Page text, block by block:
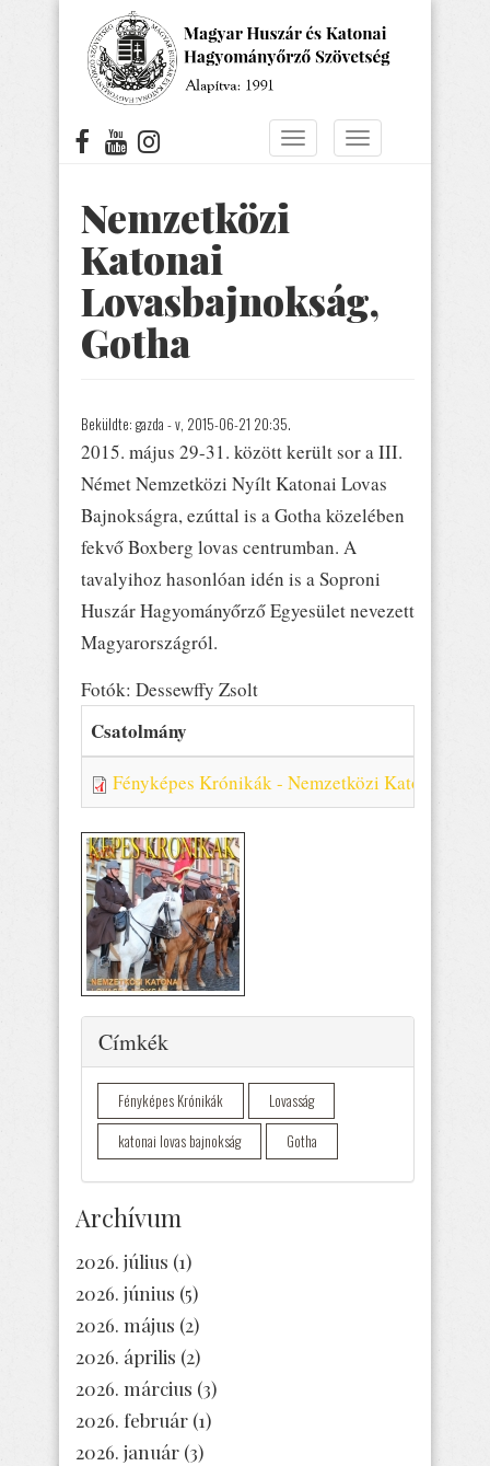
Navigáció
Navigáció
Nemzetközi
Katonai
Lovasbajnokság,
Gotha
Beküldte: gazda - v, 2015-06-21 20:35.
2015. május 29-31. között került sor a III.
Német Nemzetközi Nyílt Katonai Lovas
Bajnokságra, ezúttal is a Gotha közelében
fekvő Boxberg lovas centrumban. A
tavalyihoz hasonlóan idén is a Soproni
Huszár Hagyományőrző Egyesület nevezett
Magyarországról.
Fotók: Dessewffy Zsolt
Csatolmány
Fényképes Krónikák - Nemzetközi Katonai
Elrejtés
Címkék
Fényképes Krónikák
Lovasság
katonai lovas bajnokság
Gotha
Archívum
2026. július (1)
2026. június (5)
2026. május (2)
2026. április (2)
2026. március (3)
2026. február (1)
2026. január (3)